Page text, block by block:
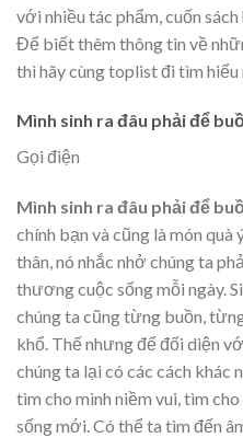
với nhiều tác phẩm, cuốn sách
Để biết thêm thông tin về
thì hãy cùng toplist đi tìm hiểu
Mình sinh ra đâu phải để
Gọi điện
Mình sinh ra đâu phải để
chính bạn và cũng là món
thân, nó nhắc nhở chúng ta
thương cuộc sống mỗi ngày.
chúng ta cũng từng buồn,
khổ. Thế nhưng để đối diện
chúng ta lại có các cách
tìm cho mình niềm vui, tìm
sống mới. Có thể ta tìm đến